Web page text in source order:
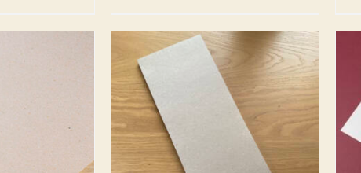
/
AGGIUNGI AL CARRELLO
/
DETTAGLI